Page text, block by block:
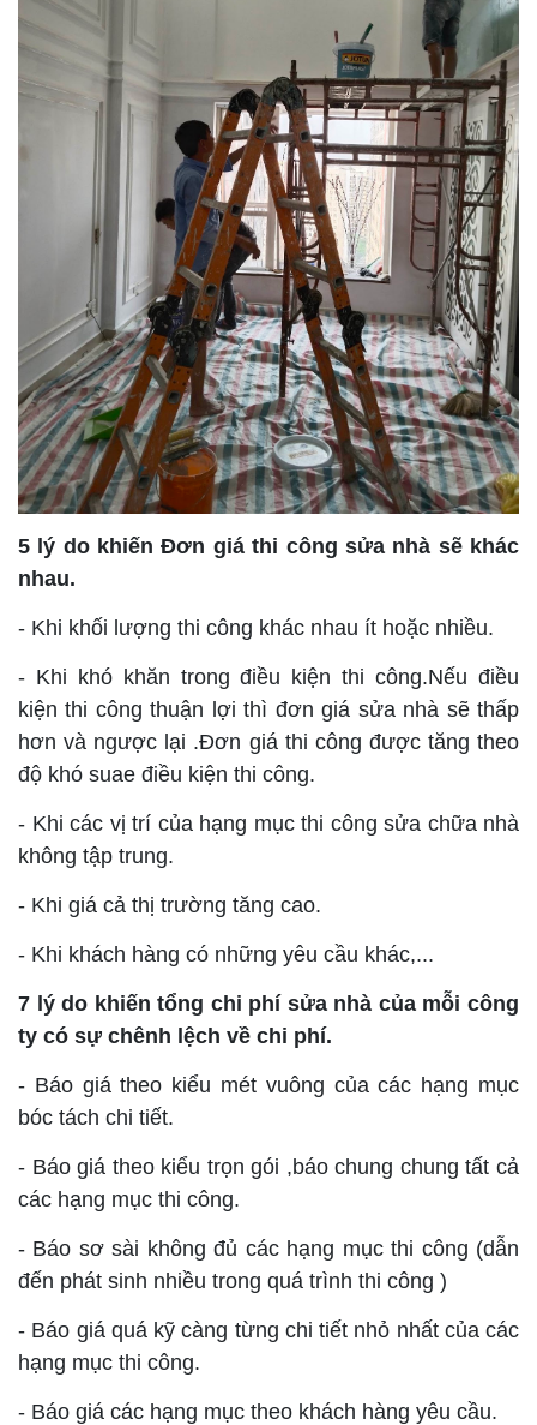
5 lý do khiến Đơn giá thi công sửa nhà sẽ khác
nhau.
- Khi khối lượng thi công khác nhau ít hoặc nhiều.
- Khi khó khăn trong điều kiện thi công.Nếu điều
kiện thi công thuận lợi thì đơn giá sửa nhà sẽ thấp
hơn và ngược lại .Đơn giá thi công được tăng theo
độ khó suae điều kiện thi công.
- Khi các vị trí của hạng mục thi công sửa chữa nhà
không tập trung.
- Khi giá cả thị trường tăng cao.
- Khi khách hàng có những yêu cầu khác,...
7 lý do khiến tổng chi phí sửa nhà của mỗi công
ty có sự chênh lệch về chi phí.
- Báo giá theo kiểu mét vuông của các hạng mục
bóc tách chi tiết.
- Báo giá theo kiểu trọn gói ,báo chung chung tất cả
các hạng mục thi công.
- Báo sơ sài không đủ các hạng mục thi công (dẫn
đến phát sinh nhiều trong quá trình thi công )
- Báo giá quá kỹ càng từng chi tiết nhỏ nhất của các
hạng mục thi công.
- Báo giá các hạng mục theo khách hàng yêu cầu.